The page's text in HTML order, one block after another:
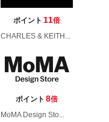
ポイント 11倍
CHARLES & KEITH...
ポイント 8倍
MoMA Design Sto...